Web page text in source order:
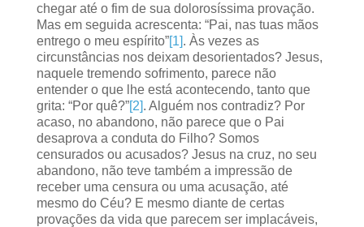
chegar até o fim de sua dolorosíssima provação.
Mas em seguida acrescenta: “Pai, nas tuas mãos
entrego o meu espírito”[1]. Às vezes as
circunstâncias nos deixam desorientados? Jesus,
naquele tremendo sofrimento, parece não
entender o que lhe está acontecendo, tanto que
grita: “Por quê?”[2]. Alguém nos contradiz? Por
acaso, no abandono, não parece que o Pai
desaprova a conduta do Filho? Somos
censurados ou acusados? Jesus na cruz, no seu
abandono, não teve também a impressão de
receber uma censura ou uma acusação, até
mesmo do Céu? E mesmo diante de certas
provações da vida que parecem ser implacáveis,